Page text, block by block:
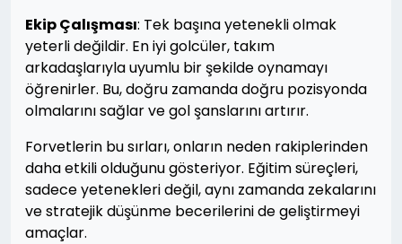
Ekip Çalışması: Tek başına yetenekli olmak
yeterli değildir. En iyi golcüler, takım
arkadaşlarıyla uyumlu bir şekilde oynamayı
öğrenirler. Bu, doğru zamanda doğru pozisyonda
olmalarını sağlar ve gol şanslarını artırır.
Forvetlerin bu sırları, onların neden rakiplerinden
daha etkili olduğunu gösteriyor. Eğitim süreçleri,
sadece yetenekleri değil, aynı zamanda zekalarını
ve stratejik düşünme becerilerini de geliştirmeyi
amaçlar.